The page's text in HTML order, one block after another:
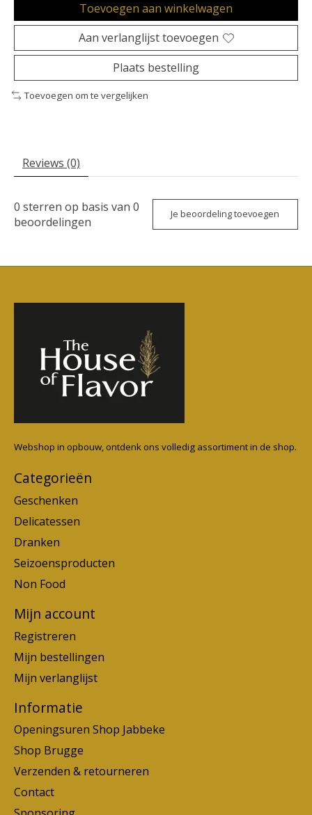
Toevoegen aan winkelwagen
Aan verlanglijst toevoegen
Plaats bestelling
Toevoegen om te vergelijken
Reviews (0)
0 sterren op basis van 0
beoordelingen
Je beoordeling toevoegen
Webshop in opbouw, ontdenk ons volledig assortiment in de shop.
Categorieën
Geschenken
Delicatessen
Dranken
Seizoensproducten
Non Food
Mijn account
Registreren
Mijn bestellingen
Mijn verlanglijst
Informatie
Openingsuren Shop Jabbeke
Shop Brugge
Verzenden & retourneren
Contact